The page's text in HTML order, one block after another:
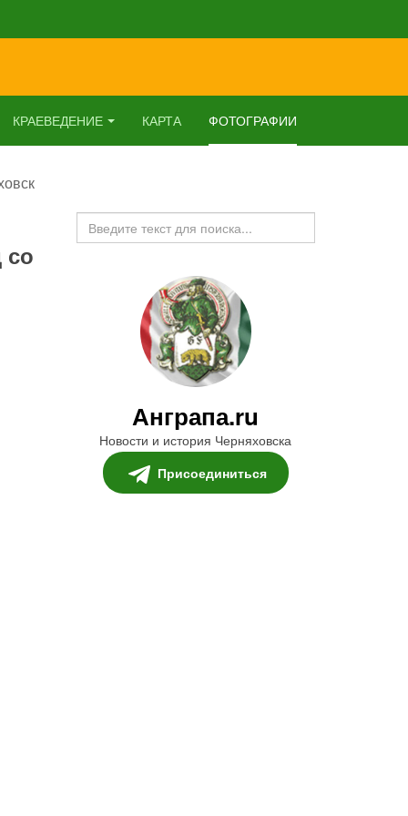
КРАЕВЕДЕНИЕ КАРТА ФОТОГРАФИИ
со
Искать...
Анграпа.ru
Новости и история Черняховска
Присоединиться